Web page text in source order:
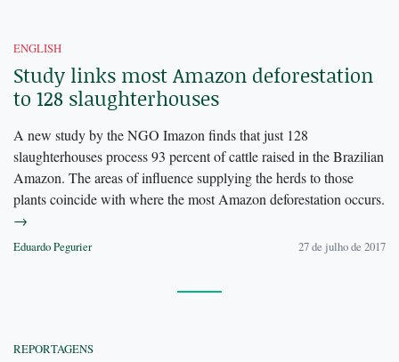
ENGLISH
Study links most Amazon deforestation
to 128 slaughterhouses
A new study by the NGO Imazon finds that just 128
slaughterhouses process 93 percent of cattle raised in the Brazilian
Amazon. The areas of influence supplying the herds to those
plants coincide with where the most Amazon deforestation occurs.
→
Eduardo Pegurier 27 de julho de 2017
REPORTAGENS